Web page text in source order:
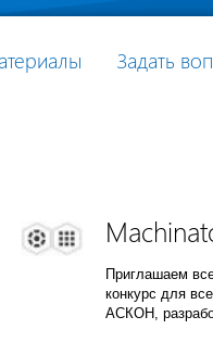
Задать
Приглашаем
конкурс для
АСКОН,